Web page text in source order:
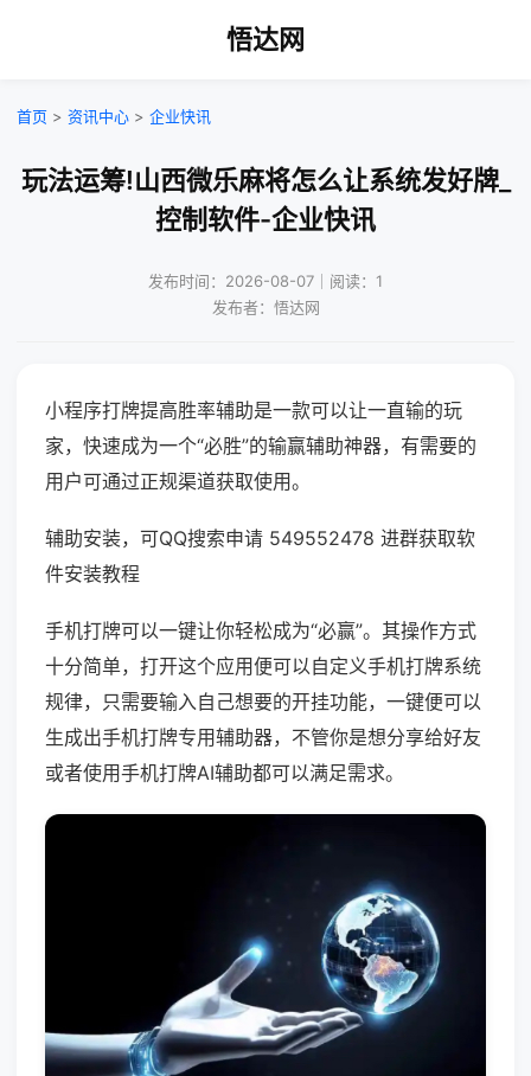
悟达网
首页 > 资讯中心 > 企业快讯
玩法运筹!山西微乐麻将怎么让系统发好牌_
控制软件-企业快讯
发布时间：2026-08-07｜阅读：1
发布者：悟达网
小程序打牌提高胜率辅助是一款可以让一直输的玩
家，快速成为一个“必胜”的输赢辅助神器，有需要的
用户可通过正规渠道获取使用。
辅助安装，可QQ搜索申请 549552478 进群获取软
件安装教程
手机打牌可以一键让你轻松成为“必赢”。其操作方式
十分简单，打开这个应用便可以自定义手机打牌系统
规律，只需要输入自己想要的开挂功能，一键便可以
生成出手机打牌专用辅助器，不管你是想分享给好友
或者使用手机打牌AI辅助都可以满足需求。